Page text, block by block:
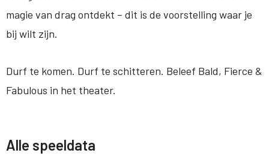
magie van drag ontdekt – dit is de voorstelling waar je
bij wilt zijn.
Durf te komen. Durf te schitteren. Beleef Bald, Fierce &
Fabulous in het theater.
Alle speeldata